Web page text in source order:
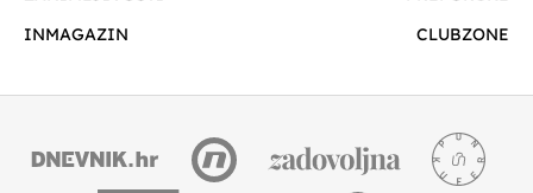
INMAGAZIN
CLUBZONE